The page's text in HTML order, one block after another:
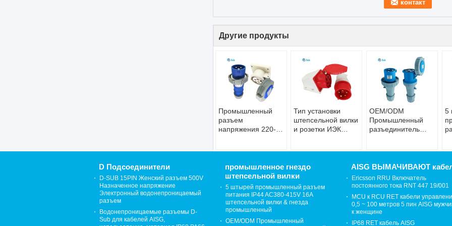
Другие продукты
Промышленный
разъем
напряжения 220-
Тип установки
штепсельной вилки
и розетки ИЭК
коммандо
OEM/ODM
Промышленный
разъединитель
булавки
5
D Подсоединители
D-SUB 15PIN Женский разъем 500V
Назначенное напряжение
Электронный водонепроницаемый
разъем
Водонепроницаемые разъемы D-
Sub для кабелей AISG,
промышленное гнездо
штепсельной вилки
5 штырей промышленный разъем
питания IP44 AC380-415V 16A
штепсельной вилки & гнезда
промышленный
OEM/ODM Промышленный
AISG ВЫМАЧИВАЮТ
Ericsson RRU Включатель
постоянного тока RNT 447 19/001
MCU к RCU RET кабели
0,5 ~ 100 метров 5 пин AISG
к женщине
IP68 RET кабель AISG